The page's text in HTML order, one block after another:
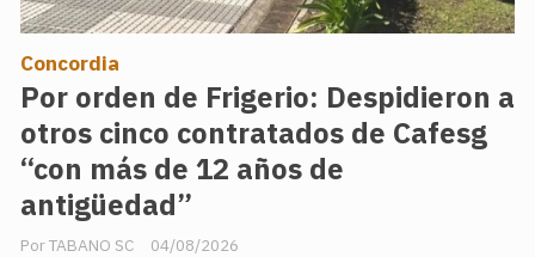
Por orden de Frigerio: Despidieron a
otros cinco contratados de Cafesg
“con más de 12 años de
antigüedad”
TABANO SC
Concordia
04/08/2026